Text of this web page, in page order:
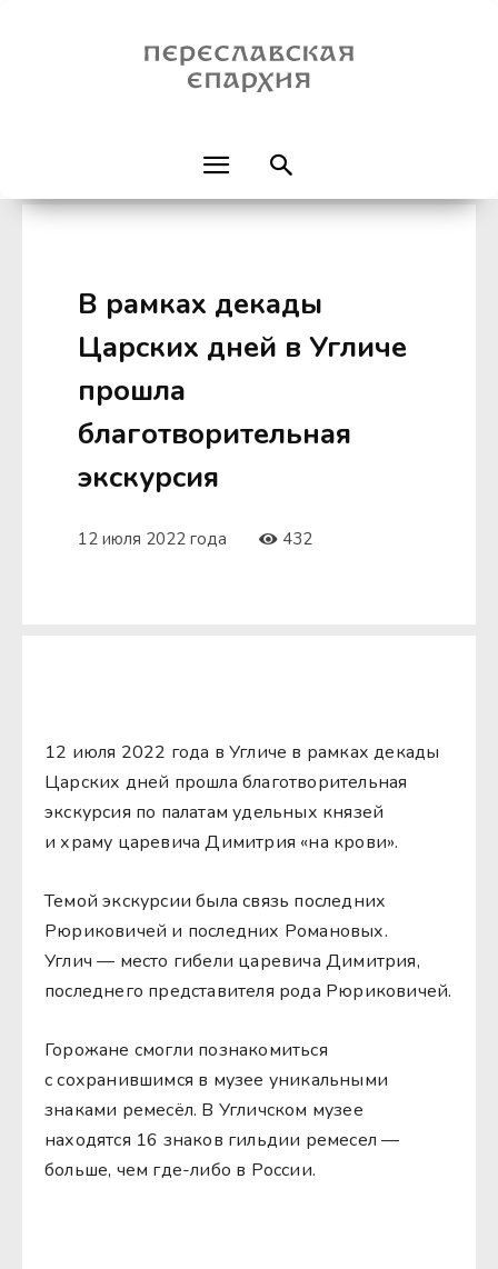
В рамках декады
Царских дней в Угличе
прошла
благотворительная
экскурсия
12 июля 2022 года 432
12 июля 2022 года в Угличе в рамках декады
Царских дней прошла благотворительная
экскурсия по палатам удельных князей
и храму царевича Димитрия «на крови».
Темой экскурсии была связь последних
Рюриковичей и последних Романовых.
Углич — место гибели царевича Димитрия,
последнего представителя рода Рюриковичей.
Горожане смогли познакомиться
с сохранившимся в музее уникальными
знаками ремесёл. В Угличском музее
находятся 16 знаков гильдии ремесел —
больше, чем где-либо в России.